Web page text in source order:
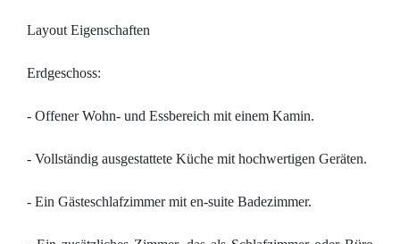
Layout Eigenschaften
Erdgeschoss:
- Offener Wohn- und Essbereich mit einem Kamin.
- Vollständig ausgestattete Küche mit hochwertigen Geräten.
- Ein Gästeschlafzimmer mit en-suite Badezimmer.